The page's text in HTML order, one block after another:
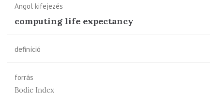
Angol kifejezés
computing life expectancy
definíció
forrás
Bodie Index